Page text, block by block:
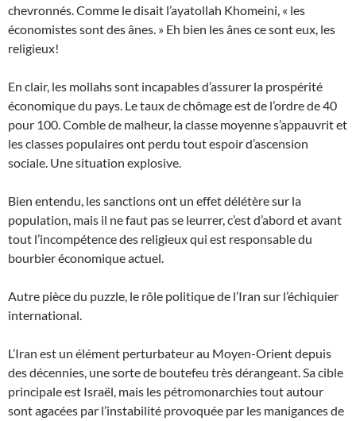
chevronnés. Comme le disait l’ayatollah Khomeini, « les
économistes sont des ânes. » Eh bien les ânes ce sont eux, les
religieux!
En clair, les mollahs sont incapables d’assurer la prospérité
économique du pays. Le taux de chômage est de l’ordre de 40
pour 100. Comble de malheur, la classe moyenne s’appauvrit et
les classes populaires ont perdu tout espoir d’ascension
sociale. Une situation explosive.
Bien entendu, les sanctions ont un effet délétère sur la
population, mais il ne faut pas se leurrer, c’est d’abord et avant
tout l’incompétence des religieux qui est responsable du
bourbier économique actuel.
Autre pièce du puzzle, le rôle politique de l’Iran sur l’échiquier
international.
L’Iran est un élément perturbateur au Moyen-Orient depuis
des décennies, une sorte de boutefeu très dérangeant. Sa cible
principale est Israël, mais les pétromonarchies tout autour
sont agacées par l’instabilité provoquée par les manigances de